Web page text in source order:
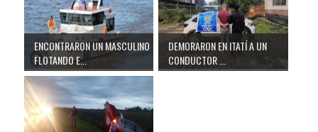
ENCONTRARON UN MASCULINO
FLOTANDO E...
DEMORARON EN ITATÍ A UN
CONDUCTOR ...